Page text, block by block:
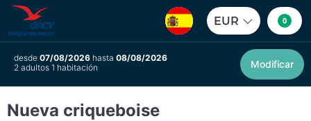
EUR 0
desde 07/08/2026 hasta 08/08/2026
2 adultos 1 habitación
Modificar
Nueva criqueboise